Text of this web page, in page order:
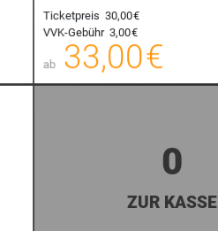
Ticketpreis 30,00 €
VVK-Gebühr 3,00 €
ab 33,00 €
00
0
ZUR KASSE